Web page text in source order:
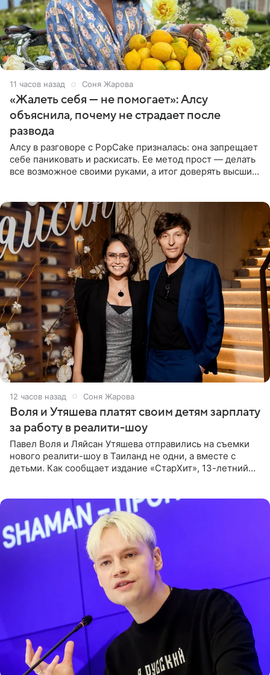
11 часов назад Соня Жарова
«Жалеть себя — не помогает»: Алсу
объяснила, почему не страдает после
развода
Алсу в разговоре с PopCake призналась: она запрещает
себе паниковать и раскисать. Ее метод прост — делать
все возможное своими руками, а итог доверять высшим
12 часов назад Соня Жарова
Воля и Утяшева платят своим детям зарплату
за работу в реалити-шоу
Павел Воля и Ляйсан Утяшева отправились на съемки
нового реалити-шоу в Таиланд не одни, а вместе с
детьми. Как сообщает издание «СтарХит», 13-летний